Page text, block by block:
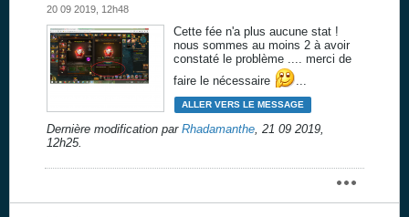
20 09 2019, 12h48
Cette fée n'a plus aucune stat !
nous sommes au moins 2 à avoir
constaté le problème .... merci de
faire le nécessaire
...
ALLER VERS LE MESSAGE
Dernière modification par Rhadamanthe, 21 09 2019,
12h25.